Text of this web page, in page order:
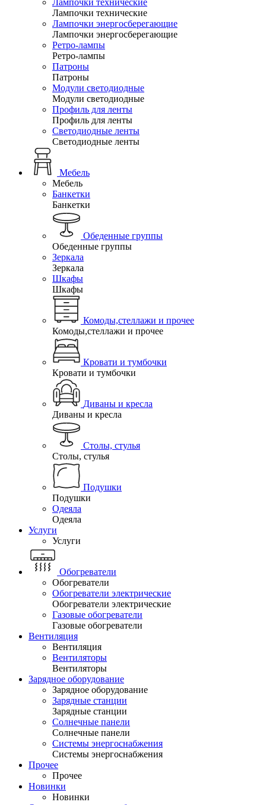
Лампочки технические
Лампочки технические
Лампочки энергосберегающие
Лампочки энергосберегающие
Ретро-лампы
Ретро-лампы
Патроны
Патроны
Модули светодиодные
Модули светодиодные
Профиль для ленты
Профиль для ленты
Светодиодные ленты
Светодиодные ленты
Мебель
Мебель
Банкетки
Банкетки
Обеденные группы
Обеденные группы
Зеркала
Зеркала
Шкафы
Шкафы
Комоды,стеллажи и прочее
Комоды,стеллажи и прочее
Кровати и тумбочки
Кровати и тумбочки
Диваны и кресла
Диваны и кресла
Столы, стулья
Столы, стулья
Подушки
Подушки
Одеяла
Одеяла
Услуги
Услуги
Обогреватели
Обогреватели
Обогреватели электрические
Обогреватели электрические
Газовые обогреватели
Газовые обогреватели
Вентиляция
Вентиляция
Вентиляторы
Вентиляторы
Зарядное оборудование
Зарядное оборудование
Зарядные станции
Зарядные станции
Солнечные панели
Солнечные панели
Системы энергоснабжения
Системы энергоснабжения
Прочее
Прочее
Новинки
Новинки